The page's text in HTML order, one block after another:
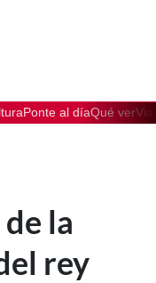
Ponte al díaQué ver
la
rey